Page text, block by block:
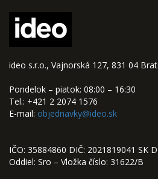
ideo s.r.o., Vajnorská 127, 831 04
Pondelok – piatok: 08:00 – 16:30
Tel.: +421 2 2074 1576
E-mail: objednavky@ideo.sk
IČO: 35884860 DIČ: 2021819041 SK
Oddiel: Sro – Vložka číslo: 31622/B